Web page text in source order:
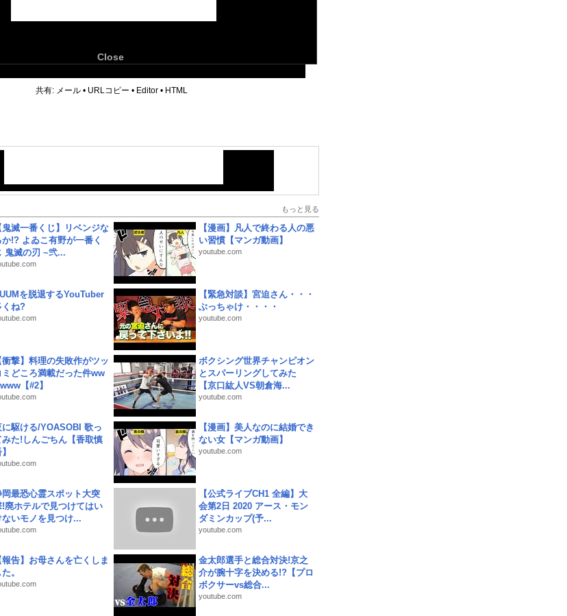
Close
共有: メール • URLコピー • Editor • HTML
もっと見る
鬼滅一番くじ】リベンジな
か!? よゐこ有野が一番く
鬼滅の刃 ~弐...
【漫画】凡人で終わる人の悪
い習慣【マンガ動画】
youtube.com
を脱退するYouTuber
くね?
【緊急対談】宮迫さん・・・
ぶっちゃけ・・・・
youtube.com
衝撃】料理の失敗作がツッ
ミどころ満載だった件ww
【#2】
ボクシング世界チャンピオン
とスパーリングしてみた
【京口紘人VS朝倉海...
youtube.com
に駆ける/YOASOBI 歌っ
みた!しんごちん【香取慎
【漫画】美人なのに結婚でき
ない女【マンガ動画】
youtube.com
岡最恐心霊スポット大突
!廃ホテルで見つけてはい
ないモノを見つけ...
【公式ライブCH1 全編】大
会第2日 2020 アース・モン
ダミンカップ(予...
youtube.com
報告】お母さんを亡くしま
。
金太郎選手と総合対決!京之
介が腕十字を決める!?【プロ
ボクサーvs総合...
youtube.com